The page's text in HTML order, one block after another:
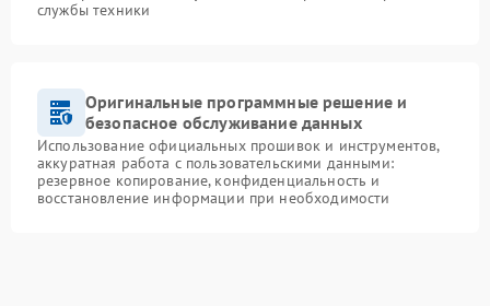
службы техники
Оригинальные программные решение и
безопасное обслуживание данных
Использование официальных прошивок и инструментов,
аккуратная работа с пользовательскими данными:
резервное копирование, конфиденциальность и
восстановление информации при необходимости